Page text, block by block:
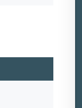
l’adresse mail :
Vous avez
auprès